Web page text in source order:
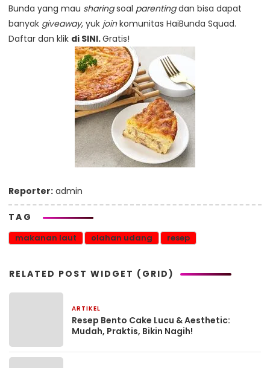
Bunda yang mau sharingsoal parentingdan bisa dapat
banyak giveaway, yuk joinkomunitas HaiBunda Squad.
Daftar dan klik di SINI.Gratis!
Reporter: admin
TAG
makanan laut olahan udang resep
RELATED POST WIDGET (GRID)
ARTIKEL
Resep Bento Cake Lucu & Aesthetic:
Mudah, Praktis, Bikin Nagih!